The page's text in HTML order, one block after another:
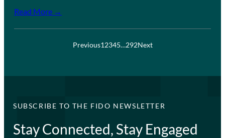
Read More →
Previous12345…292Next
SUBSCRIBE TO THE FIDO NEWSLETTER
Stay Connected, Stay Engaged